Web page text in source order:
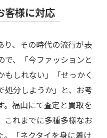
客様に対応
り、その時代の流行が表
で、「今ファッションと
もしれない」「せっかく
処分しようか」と、お考
。福山にて査定と買取を
これまでに多種多様なお
。「ネクタイを身に着け